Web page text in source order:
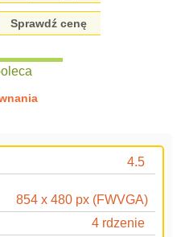
Sprawdź cenę
4.5
854 x 480 px (FWVGA)
4 rdzenie